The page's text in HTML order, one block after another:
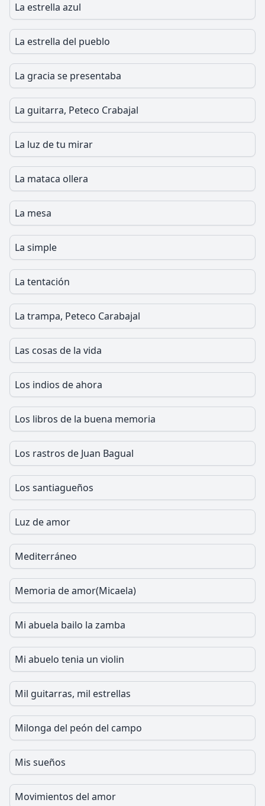
La estrella azul
La estrella del pueblo
La gracia se presentaba
La guitarra, Peteco Crabajal
La luz de tu mirar
La mataca ollera
La mesa
La simple
La tentación
La trampa, Peteco Carabajal
Las cosas de la vida
Los indios de ahora
Los libros de la buena memoria
Los rastros de Juan Bagual
Los santiagueños
Luz de amor
Mediterráneo
Memoria de amor(Micaela)
Mi abuela bailo la zamba
Mi abuelo tenia un violin
Mil guitarras, mil estrellas
Milonga del peón del campo
Mis sueños
Movimientos del amor